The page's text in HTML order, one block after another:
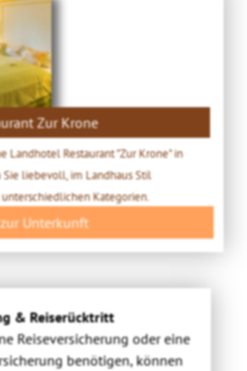
Zur Krone
Landhotel Restaurant "Zur Krone" in
liebevoll, im Landhaus Stil
Kategorien.
zur Unterkunft
& Reiserücktritt
Reiseversicherung oder eine
benötigen, können